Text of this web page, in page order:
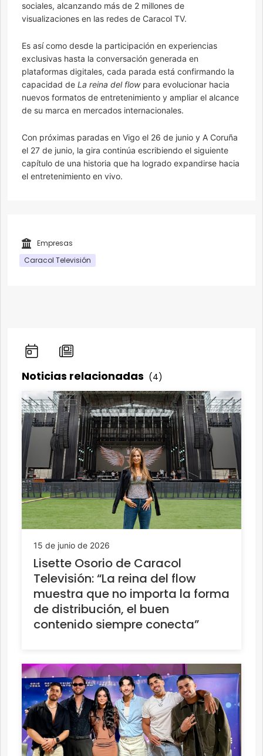
sociales, alcanzando más de 2 millones de
visualizaciones en las redes de Caracol TV.
Es así como desde la participación en experiencias
exclusivas hasta la conversación generada en
plataformas digitales, cada parada está confirmando la
capacidad de La reina del flowpara evolucionar hacia
nuevos formatos de entretenimiento y ampliar el alcance
de su marca en mercados internacionales.
Con próximas paradas en Vigo el 26 de junio y A Coruña
el 27 de junio, la gira continúa escribiendo el siguiente
capítulo de una historia que ha logrado expandirse hacia
el entretenimiento en vivo.
Empresas
Caracol Televisión
Noticias relacionadas (4)
15 de junio de 2026
Lisette Osorio de Caracol
Televisión: “La reina del flow
muestra que no importa la forma
de distribución, el buen
contenido siempre conecta”